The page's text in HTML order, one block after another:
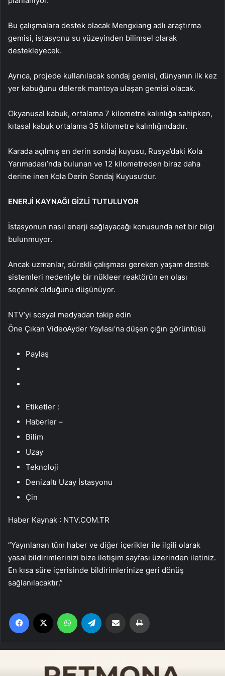
Bu çalışmalara destek olacak Mengxiang adlı araştırma
gemisi, istasyonu su yüzeyinden bilimsel olarak
destekleyecek.
Ayrıca, projede kullanılacak sondaj gemisi, dünyanın ilk kez
yer kabuğunu delerek mantoya ulaşan gemisi olacak.
Okyanusal kabuk, ortalama 7 kilometre kalınlığa sahipken,
kıtasal kabuk ortalama 35 kilometre kalınlığındadır.
Karada açılmış en derin sondaj kuyusu, Rusya’daki Kola
Yarımadası’nda bulunan ve 12 kilometreden biraz daha
derine inen Kola Derin Sondaj Kuyusu’dur.
ENERJİ KAYNAĞI GİZLİ TUTULUYOR
İstasyonun nasıl enerji sağlayacağı konusunda net bir bilgi
bulunmuyor.
Ancak uzmanlar, sürekli çalışması gereken yaşam destek
sistemleri nedeniyle bir nükleer reaktörün en olası
seçenek olduğunu düşünüyor.
NTV’yi sosyal medyadan takip edin
Öne Çıkan VideoAyder Yaylası’na düşen çığın görüntüsü
Paylaş
Etiketler :
Haberler –
Bilim
Uzay
Teknoloji
Denizaltı Uzay İstasyonu
Çin
Haber Kaynak : NTV.COM.TR
“Yayınlanan tüm haber ve diğer içerikler ile ilgili olarak
yasal bildirimlerinizi bize iletişim sayfası üzerinden iletiniz.
En kısa süre içerisinde bildirimlerinize geri dönüş
sağlanılacaktır.”
Facebook WhatsApp Email'den paylaş